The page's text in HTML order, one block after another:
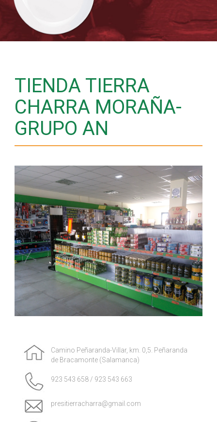
TIENDA TIERRA
CHARRA MORAÑA-
GRUPO AN
Camino Peñaranda-Villar, km. 0,5. Peñaranda
de Bracamonte (Salamanca)
923 543 658 / 923 543 663
presitierracharra@gmail.com